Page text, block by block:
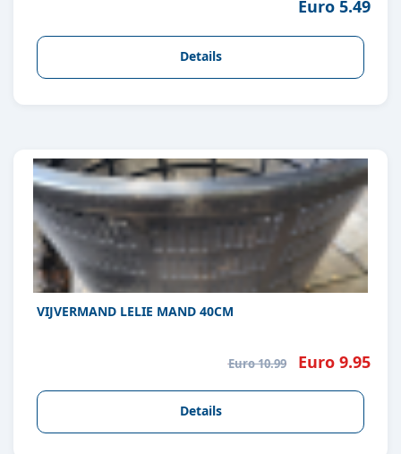
Euro 5.49
Details
VIJVERMAND LELIE MAND 40CM
Euro 10.99 Euro 9.95
Details